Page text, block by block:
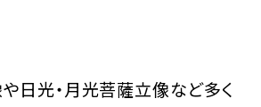
日光・月光菩薩立像など多く